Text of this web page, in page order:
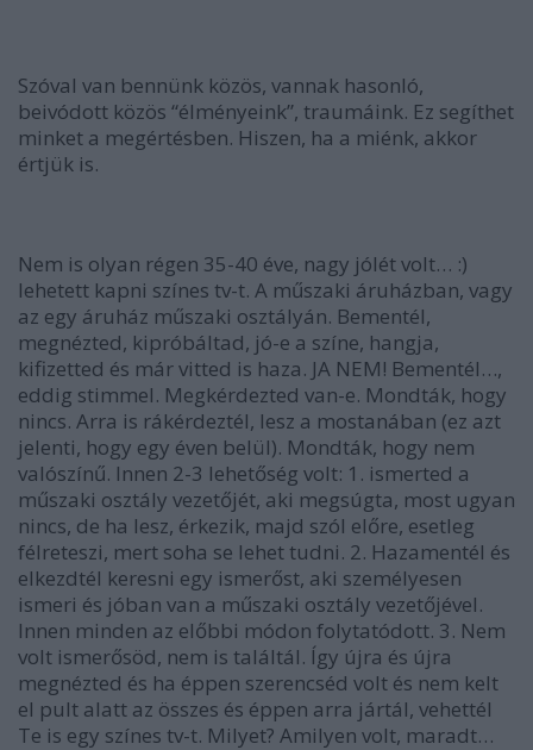
Szóval van bennünk közös, vannak hasonló,
beivódott közös “élményeink”, traumáink. Ez segíthet
minket a megértésben. Hiszen, ha a miénk, akkor
értjük is.
Nem is olyan régen 35-40 éve, nagy jólét volt… :)
lehetett kapni színes tv-t. A műszaki áruházban, vagy
az egy áruház műszaki osztályán. Bementél,
megnézted, kipróbáltad, jó-e a színe, hangja,
kifizetted és már vitted is haza. JA NEM! Bementél…,
eddig stimmel. Megkérdezted van-e. Mondták, hogy
nincs. Arra is rákérdeztél, lesz a mostanában (ez azt
jelenti, hogy egy éven belül). Mondták, hogy nem
valószínű. Innen 2-3 lehetőség volt: 1. ismerted a
műszaki osztály vezetőjét, aki megsúgta, most ugyan
nincs, de ha lesz, érkezik, majd szól előre, esetleg
félreteszi, mert soha se lehet tudni. 2. Hazamentél és
elkezdtél keresni egy ismerőst, aki személyesen
ismeri és jóban van a műszaki osztály vezetőjével.
Innen minden az előbbi módon folytatódott. 3. Nem
volt ismerősöd, nem is találtál. Így újra és újra
megnézted és ha éppen szerencséd volt és nem kelt
el pult alatt az összes és éppen arra jártál, vehettél
Te is egy színes tv-t. Milyet? Amilyen volt, maradt…